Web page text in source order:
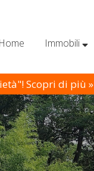
Home Immobili
Scopri di più »